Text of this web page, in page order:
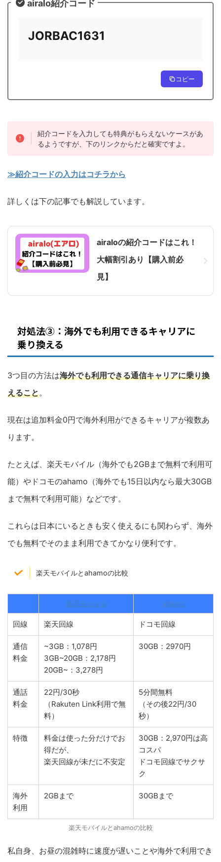
airalo紹介コード
JORBAC1631
コピー
紹介コードを入力しても特典がもらえないケースがあ
るようですが、下のリンクからだと確実ですよ。
≫紹介コードの入力はコチラから
詳しくは下の記事でも解説しています。
airaloの紹介コードはこれ！
大幅割引あり【購入前必
見】
対処法③：海外でも利用できるキャリアに
乗り換える
3つ目の方法は海外でも利用できる通信キャリアに乗り換
えること。
現在は追加料金0円で海外利用ができるキャリアが複数あ
ります。
たとえば、楽天モバイル（海外でも2GBまで無料で利用可
能）やドコモのahamo（海外でも15日以内なら最大30GB
まで無料で利用可能）などです。
これらは日本にいるときも安く使えるにも関わらず、海外
でも無料でそのまま利用できてかなり便利です。
楽天モバイルとahamoの比較
楽天モバイル ahamo
回線 楽天回線 ドコモ回線
通信
料金
~3GB：1,078円
3GB~20GB：2,178円
20GB~：3,278円
30GB：2970円
通話
料金
22円/30秒
（Rakuten Link利用で無
料）
5分間無料
（その後22円/30
秒）
特徴
料金は使った分だけでお
得だが、
楽天回線が未だに不安定
30GB：2,970円は高
コスパ
ドコモ回線でサクサ
ク
海外
利用
2GBまで 30GBまで
楽天モバイルとahamoの比較
私自身、お昼の混雑時に速度が遅いことや海外で利用でき